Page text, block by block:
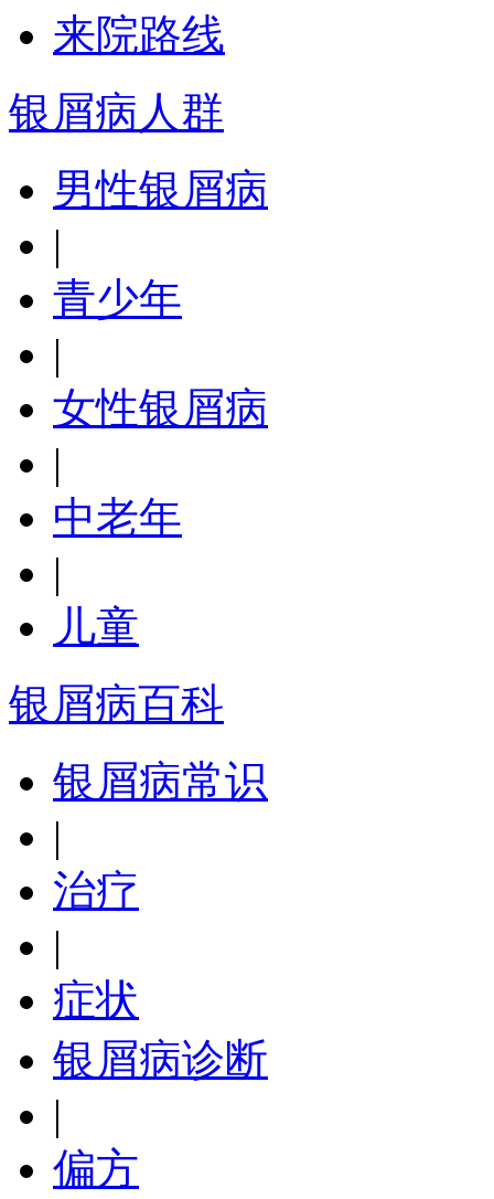
来院路线
银屑病人群
男性银屑病
|
青少年
|
女性银屑病
|
中老年
|
儿童
银屑病百科
银屑病常识
|
治疗
|
症状
银屑病诊断
|
偏方